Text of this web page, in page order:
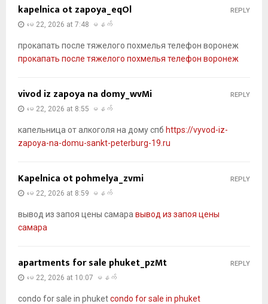
kapelnica ot zapoya_eqOl
မေ 22, 2026 at 7:48 မနက်
прокапать после тяжелого похмелья телефон воронеж
прокапать после тяжелого похмелья телефон воронеж
REPLY
vivod iz zapoya na domy_wvMi
မေ 22, 2026 at 8:55 မနက်
капельница от алкоголя на дому спб https://vyvod-iz-
zapoya-na-domu-sankt-peterburg-19.ru
REPLY
Kapelnica ot pohmelya_zvmi
မေ 22, 2026 at 8:59 မနက်
вывод из запоя цены самара вывод из запоя цены
самара
REPLY
apartments for sale phuket_pzMt
မေ 22, 2026 at 10:07 မနက်
condo for sale in phuketcondo for sale in phuket
REPLY